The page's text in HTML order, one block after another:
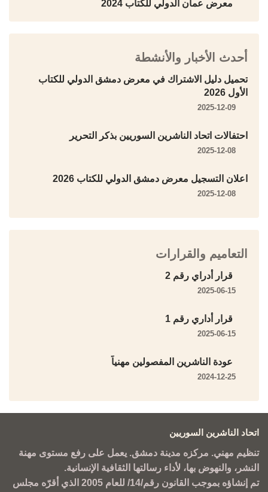
معرض عمان الدولي للكتاب 2024
أحدث الأخبار والأنشطة
تحميل دليل الاشتراك في معرض دمشق الدولي للكتاب
الأول 2026
2025-12-09
احتفالات اتحاد الناشرين السوريين بذكر التحرير
2025-12-08
اعلان التسجيل معرض دمشق الدولي للكتاب 2026
2025-12-08
التعاميم والقرارات
قرار أدراي رقم 2
2025-06-15
قرار أداري رقم 1
2025-06-15
عودة الناشرين المفصولين مهنياً
2024-12-25
اتحاد الناشرين السوريين
تنظيم مهني. مركزه مدينة دمشق. يعمل على رفع مستوى مهنة
النشر، والنهوض بها، لأداء رسالتها الثقافية الإنسانية.
تم إنشاؤه بموجب القانون رقم/14/ للعام 2005 الذي أقرّه مجلس